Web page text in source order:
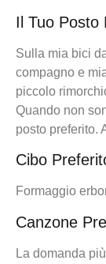
Il Tuo Posto
Sulla mia bici
compagno e
piccolo
Quando non
posto preferito.
Cibo
Formaggio
Canzone
La domanda